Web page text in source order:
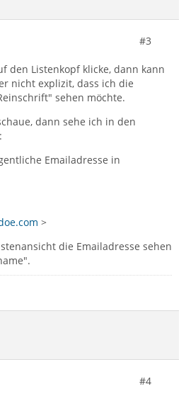
#3
den Listenkopf klicke, dann kann
nicht explizit, dass ich die
sehen möchte.
dann sehe ich in den
Emailadresse in
>
die Emailadresse sehen
#4